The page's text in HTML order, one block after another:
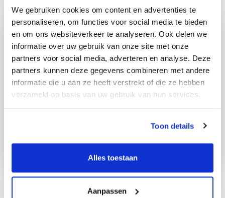
We gebruiken cookies om content en advertenties te
personaliseren, om functies voor social media te bieden
en om ons websiteverkeer te analyseren. Ook delen we
informatie over uw gebruik van onze site met onze
partners voor social media, adverteren en analyse. Deze
partners kunnen deze gegevens combineren met andere
informatie die u aan ze heeft verstrekt of die ze hebben
verzameld op basis van uw gebruik van hun services.
Toon details
Alles toestaan
Aanpassen